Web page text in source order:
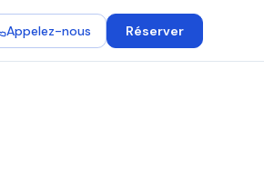
Appelez-nous Réserver